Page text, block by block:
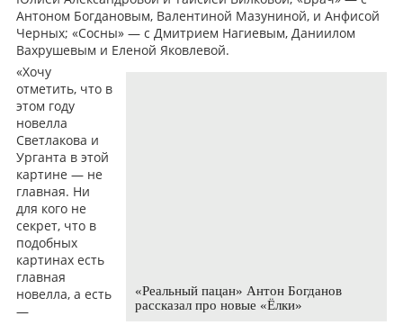
Антоном Богдановым, Валентиной Мазуниной, и Анфисой
Черных; «Сосны» — с Дмитрием Нагиевым, Даниилом
Вахрушевым и Еленой Яковлевой.
«Реальный пацан» Антон Богданов
рассказал про новые «Ёлки»
«Хочу
отметить, что в
этом году
новелла
Светлакова и
Урганта в этой
картине — не
главная. Ни
для кого не
секрет, что в
подобных
картинах есть
главная
новелла, а есть
—